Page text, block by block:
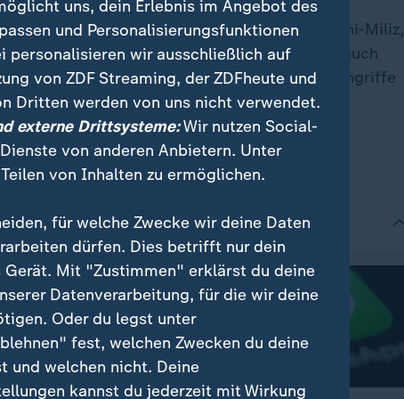
Einrichtungen und Waffensysteme der Huthi-Miliz,
Raketen und Drohnen. Neben denUSA
sind auch
an Einsätzen zur Abwehr der Angriffe
"Hessen" beendet Einsatz
bleiben? Dann sind
Channel richtig.
Nachrichten auf
teil an Umfragen
Podcast
uns, dein Erlebnis im Angebot des
und Personalisierungsfunktionen
personalisieren wir ausschließlich auf
von ZDF Streaming, der ZDFheute und
Dritten werden von uns nicht verwendet.
externe Drittsysteme:Wir nutzen Social-
von anderen Anbietern. Unter
von Inhalten zu ermöglichen.
für welche Zwecke wir deine Daten
dürfen. Dies betrifft nur dein
Gerät. Mit "Zustimmen" erklärst du deine
Datenverarbeitung, für die wir deine
Oder du legst unter
fest, welchen Zwecken du deine
und welchen nicht. Deine
kannst du jederzeit mit Wirkung